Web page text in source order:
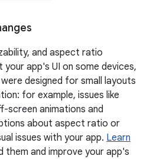
and aspect ratio
app's UI on some devices,
designed for small layouts
for example, issues like
animations and
about aspect ratio or
issues with your app. Learn
and improve your app's